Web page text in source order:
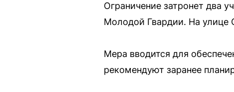
Ограничение затронет два
Молодой Гвардии. На
Мера вводится для
рекомендуют заранее